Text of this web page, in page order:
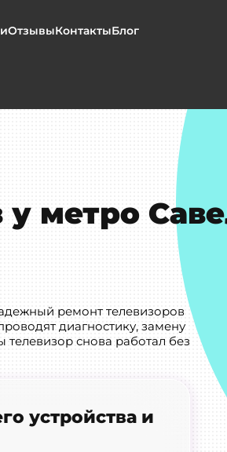
ОтзывыКонтактыБлог
метро
ремонт телевизоров
диагностику, замену
снова работал без
устройства и